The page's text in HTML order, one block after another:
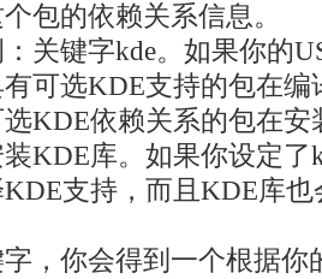
包的依赖关系信息。
关键字kde。如果你的
可选KDE支持的包在
KDE依赖关系的包在
KDE库。如果你设定了
支持，而且KDE库
，你会得到一个根据你